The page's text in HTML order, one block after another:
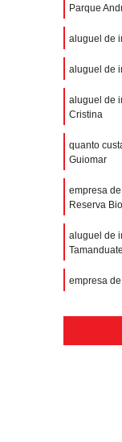
Parque
aluguel de
aluguel de
aluguel de
Cristina
quanto
Guiomar
empresa
Reserva
aluguel de
empresa